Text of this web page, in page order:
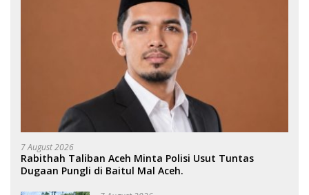
7 August 2026
Rabithah Taliban Aceh Minta Polisi Usut Tuntas
Dugaan Pungli di Baitul Mal Aceh.